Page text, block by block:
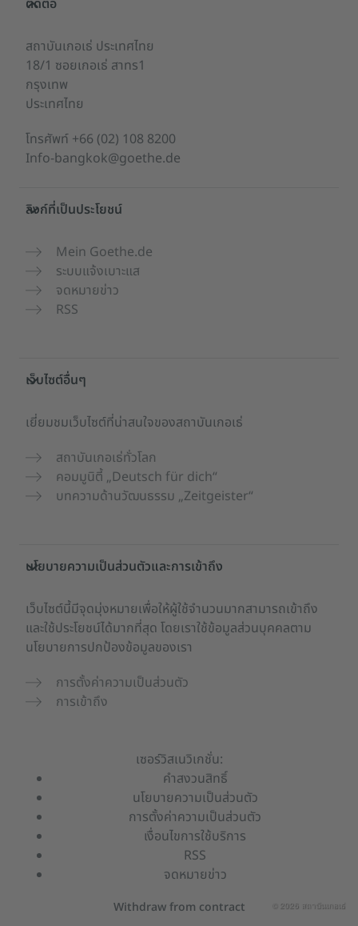
ติดต่อ
สถาบันเกอเธ่ ประเทศไทย
18/1 ซอยเกอเธ่ สาทร1
กรุงเทพ
ประเทศไทย
โทรศัพท์ +66 (02) 108 8200
Info-bangkok@goethe.de
ลิงก์ที่เป็นประโยชน์
Mein Goethe.de
ระบบแจ้งเบาะแส
จดหมายข่าว
RSS
เว็บไซต์อื่นๆ
เยี่ยมชมเว็บไซต์ที่น่าสนใจของสถาบันเกอเธ่
สถาบันเกอเธ่ทั่วโลก
คอมมูนิตี้ „Deutsch für dich“
บทความด้านวัฒนธรรม „Zeitgeister“
นโยบายความเป็นส่วนตัวและการเข้าถึง
เว็บไซต์นี้มีจุดมุ่งหมายเพื่อให้ผู้ใช้จำนวนมากสามารถเข้าถึง
และใช้ประโยชน์ได้มากที่สุด โดยเราใช้ข้อมูลส่วนบุคคลตาม
นโยบายการปกป้องข้อมูลของเรา
การตั้งค่าความเป็นส่วนตัว
การเข้าถึง
เซอร์วิสเนวิเกชั่น:
© 2026 สถาบันเกอเธ่
คำสงวนสิทธิ์
นโยบายความเป็นส่วนตัว
การตั้งค่าความเป็นส่วนตัว
เงื่อนไขการใช้บริการ
RSS
จดหมายข่าว
Withdraw from contract